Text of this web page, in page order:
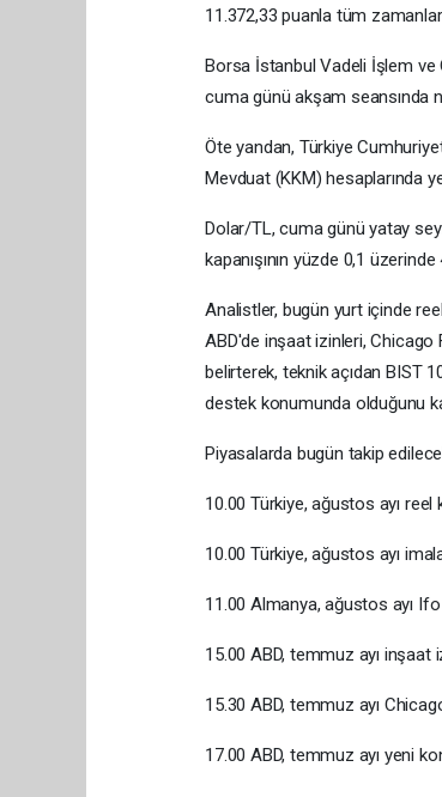
11.372,33 puanla tüm
Borsa İstanbul Vadeli İşlem ve
cuma günü akşam seansında
Öte yandan, Türkiye
Mevduat (KKM) hesaplarında
Dolar/TL, cuma günü yatay
kapanışının yüzde 0,1
Analistler, bugün yurt içinde
ABD'de inşaat izinleri,
belirterek, teknik açıdan BIST
destek konumunda olduğunu
Piyasalarda bugün takip
10.00 Türkiye, ağustos ayı
10.00 Türkiye, ağustos ayı
11.00 Almanya, ağustos ayı
15.00 ABD, temmuz ayı inşaat
15.30 ABD, temmuz ayı
17.00 ABD, temmuz ayı yeni